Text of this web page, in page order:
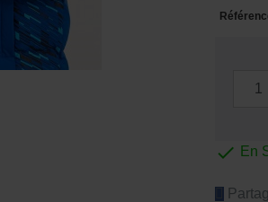
 En